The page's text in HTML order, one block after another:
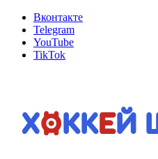
Вконтакте
Telegram
YouTube
TikTok